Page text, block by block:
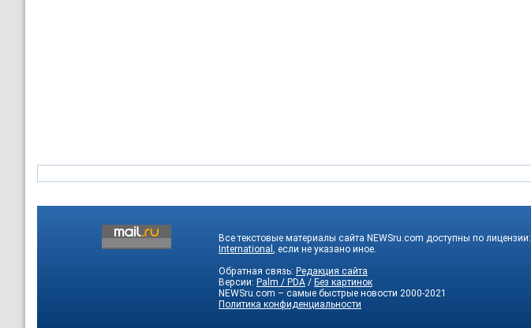
Все текстовые материалы сайта NEWSru.com доступны по лицензии:
International , если не указано иное.
Обратная связь: Редакция сайта
Версии: Palm / PDA / Без картинок
NEWSru.com – самые быстрые новости 2000-2021
Политика конфиденциальности